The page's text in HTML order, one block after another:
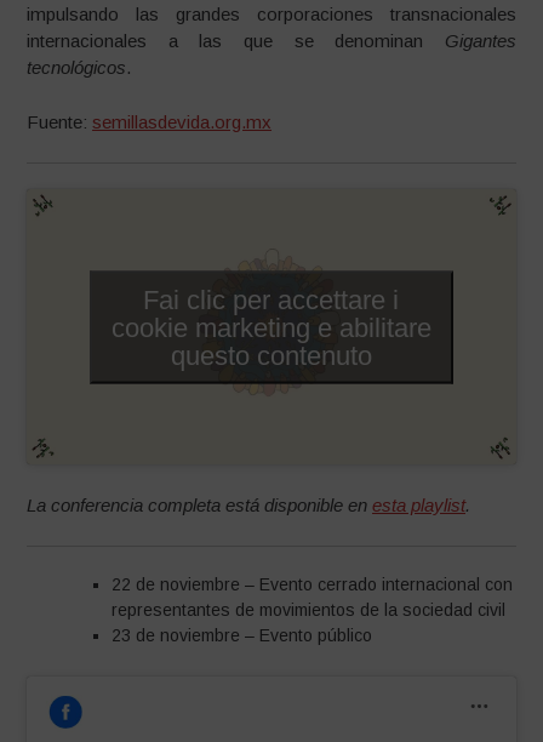
impulsando las grandes corporaciones transnacionales
internacionales a las que se denominan Gigantes
tecnológicos.
Fuente:semillasdevida.org.mx
Fai clic per accettare i
cookie marketing e abilitare
questo contenuto
La conferencia completa está disponible enesta playlist.
22 de noviembre – Evento cerrado internacional con
representantes de movimientos de la sociedad civil
23 de noviembre – Evento público